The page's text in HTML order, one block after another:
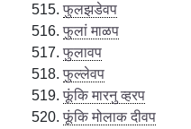
फुलझडेवप
फुलां माळप
फुलावप
फुल्लेवप
फूंकि मारनु व्हरप
फूंकि मोलाक दीवप